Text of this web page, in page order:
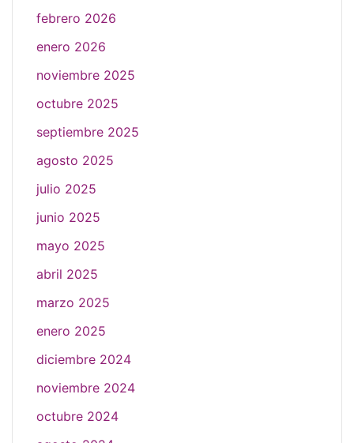
febrero 2026
enero 2026
noviembre 2025
octubre 2025
septiembre 2025
agosto 2025
julio 2025
junio 2025
mayo 2025
abril 2025
marzo 2025
enero 2025
diciembre 2024
noviembre 2024
octubre 2024